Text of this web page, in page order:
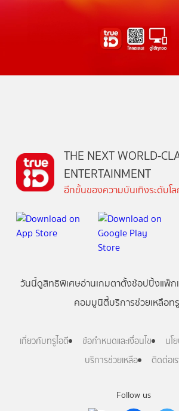
Follow us
THE NEXT WORLD-
ENTERTAINMENT
อีกขั้นของความบันเทิงระดับโ
วันนี้ดูสิทธิพิเศษอ่านเกมตาตั้งช้อปปิ้งแพ็ก
คอมมูนิตี้บริการช่วยเหลือท
เกี่ยวกับทรูไอดี ข้อกำหนดและเงื่อนไข
นโ
บริการช่วยเหลือ
ติดต่อเ